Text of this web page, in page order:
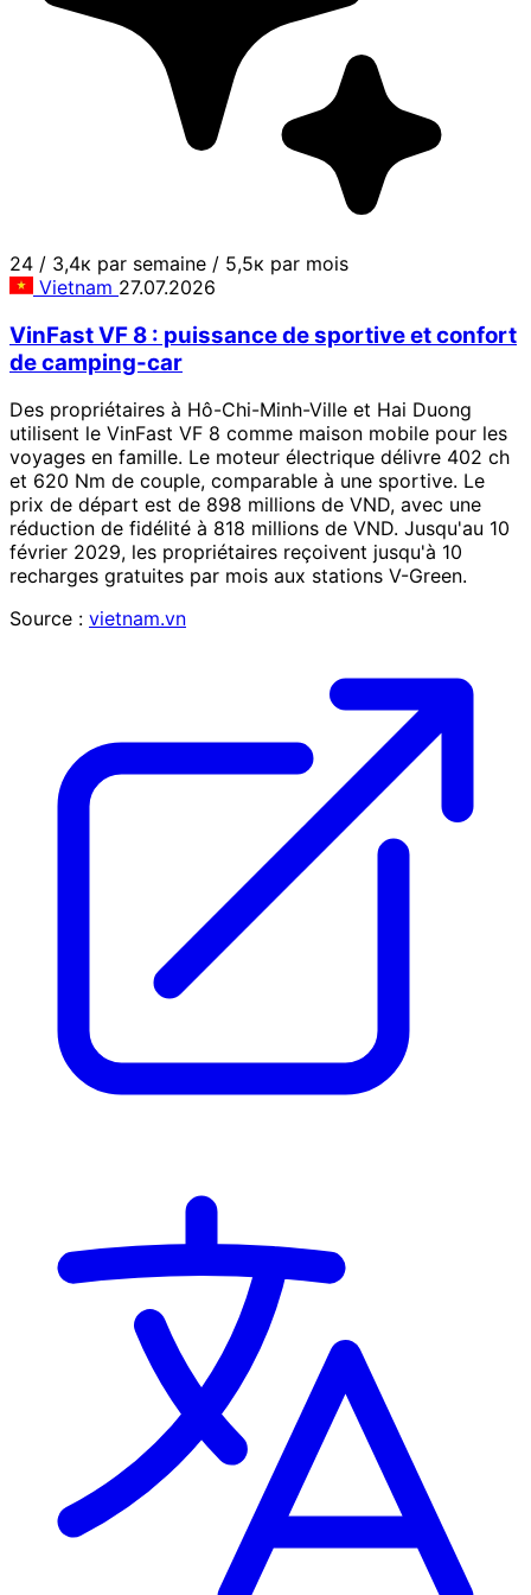
24 / 3,4к par semaine / 5,5к par mois
Vietnam 27.07.2026
VinFast VF 8 : puissance de sportive et confort
de camping-car
Des propriétaires à Hô-Chi-Minh-Ville et Hai Duong
utilisent le VinFast VF 8 comme maison mobile pour les
voyages en famille. Le moteur électrique délivre 402 ch
et 620 Nm de couple, comparable à une sportive. Le
prix de départ est de 898 millions de VND, avec une
réduction de fidélité à 818 millions de VND. Jusqu'au 10
février 2029, les propriétaires reçoivent jusqu'à 10
recharges gratuites par mois aux stations V-Green.
Source : vietnam.vn